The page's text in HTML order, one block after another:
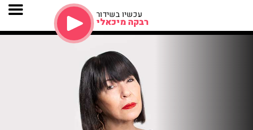
עכשיו בשידור
רבקה מיכאלי